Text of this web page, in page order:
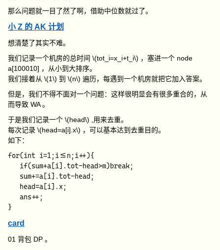
那么问题就一目了然了啊，借助中位数就过了。
小 Z 的 AK 计划
想清楚了其实不难。
我们记录一个机房的总时间\(tot_i=x_i+t_i\) ，塞进一个 node
a[100010] ，从小到大排序。
我们接着从\(1\) 到\(n\) 遍历，每遇到一个机房就把它加入答案。
但是，我们不得不面对一个问题：这样很明显会有很多重合的，从
而导致 WA 。
于是我们记录一个\(head\) ,用来去重。
每次记录\(head=a[i].x\) ，可以基本达到去重目的。
如下：
for(int i=1;i<=n;i++){
   if(sum+a[i].tot-head>m)break;
   sum+=a[i].tot-head;
   head=a[i].x;
   ans++;
card
01 背包 DP 。